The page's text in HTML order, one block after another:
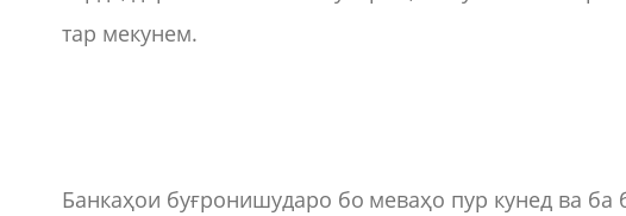
тар мекунем.
Банкаҳои буғронишударо бо меваҳо пур кунед ва